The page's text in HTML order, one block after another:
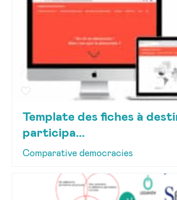
Template des fiches à
participa...
Comparative democracies